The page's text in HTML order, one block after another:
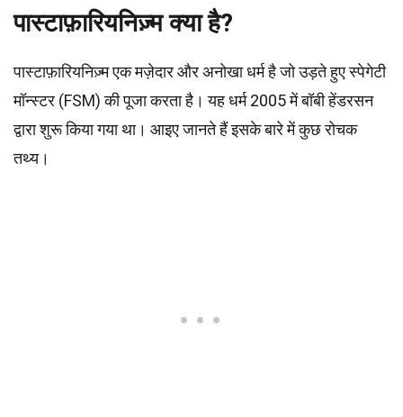
पास्टाफ़ारियनिज़्म क्या है?
पास्टाफ़ारियनिज़्म एक मज़ेदार और अनोखा धर्म है जो उड़ते हुए स्पेगेटी
मॉन्स्टर (FSM) की पूजा करता है। यह धर्म 2005 में बॉबी हेंडरसन
द्वारा शुरू किया गया था। आइए जानते हैं इसके बारे में कुछ रोचक
तथ्य।